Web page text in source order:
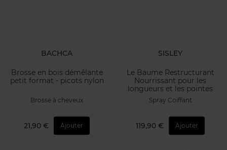
BACHCA
Brosse en bois démêlante
petit format - picots nylon
Brosse à cheveux
21,90 € Ajouter
SISLEY
Le Baume Restructurant
Nourrissant pour les
longueurs et les pointes
Spray Coiffant
119,90 € Ajouter